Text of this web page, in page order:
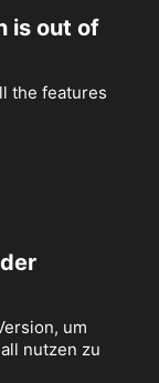
is out of
the features
um
nutzen zu